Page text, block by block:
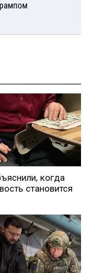
когда
становится